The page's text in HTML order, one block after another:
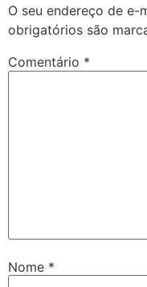
O seu endereço de e-
obrigatórios são
Comentário *
Nome *